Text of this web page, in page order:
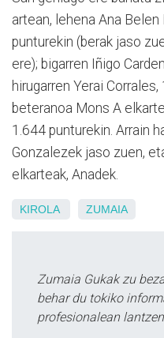
artean, lehena Ana
punturekin (berak jaso
ere); bigarren Iñigo
hirugarren Yerai
beteranoa Mons A
1.644 punturekin. Arrain
Gonzalezek jaso zuen,
elkarteak, Anadek.
KIROLA ZUMAIA
Zumaia Gukak zu
behar du tokiko
profesionalean